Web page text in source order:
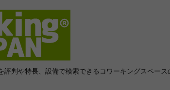
評判や特長、設備で検索できるコワーキングスペース